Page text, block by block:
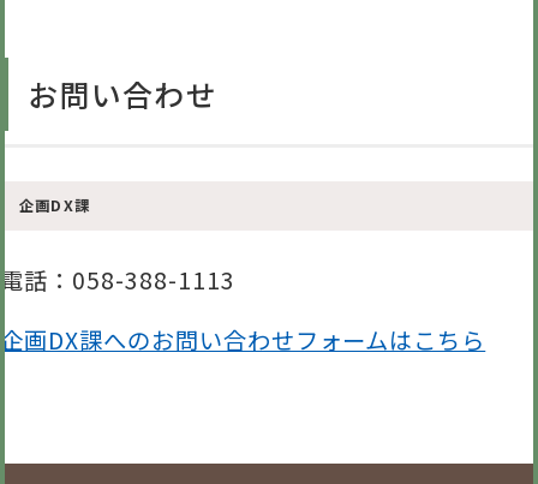
お問い合わせ
企画DX課
電話 ：058-388-1113
企画DX課へのお問い合わせフォームはこちら